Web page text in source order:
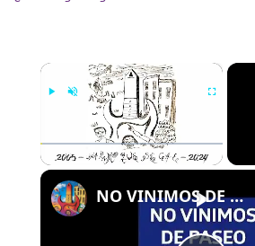
×
NO VINIMOS DE PASEO - PROGRAMA 109 - 01/08/2024